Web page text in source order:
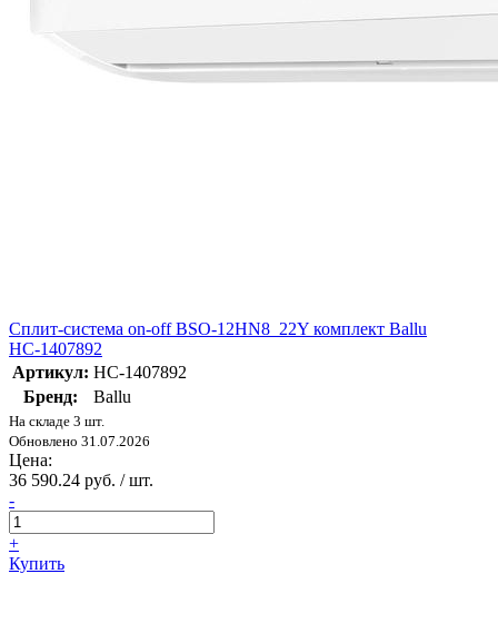
Сплит-система on-off BSO-12HN8_22Y комплект Ballu
НС-1407892
Артикул: НС-1407892
Бренд:
Ballu
На складе 3 шт.
Обновлено 31.07.2026
Цена:
36 590.24 руб. / шт.
-
+
Купить